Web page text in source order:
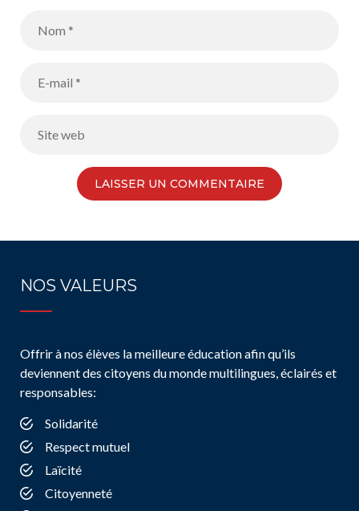
NOS VALEURS
Offrir à nos élèves la meilleure éducation afin qu’ils
deviennent des citoyens du monde multilingues, éclairés et
responsables:
Solidarité
Respect mutuel
Laïcité
Citoyenneté